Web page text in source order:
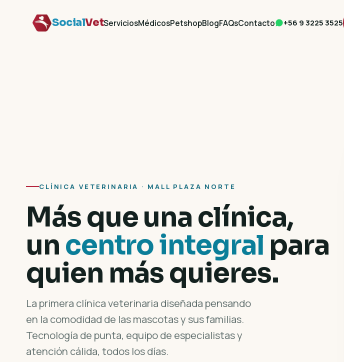
SocialVetServiciosMédicosPetshopBlogFAQsContacto +56 9 3225 3525
CLÍNICA VETERINARIA · MALL PLAZA NORTE
Más que una clínica,
un centro integral para
quien más quieres.
La primera clínica veterinaria diseñada pensando
en la comodidad de las mascotas y sus familias.
Tecnología de punta, equipo de especialistas y
atención cálida, todos los días.